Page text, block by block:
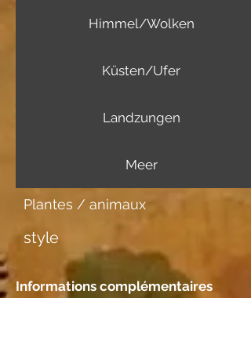
Himmel/Wolken
Küsten/Ufer
Landzungen
Meer
Plantes / animaux
style
Informations complémentaires